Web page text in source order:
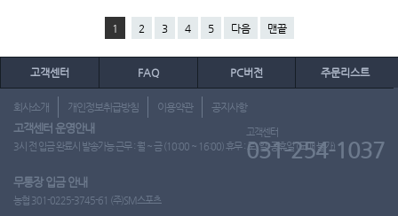
1 2 3 4 5 다음 맨끝
고객센터 FAQ PC버전 주문리스트
회사소개 개인정보취급방침 이용약관 공지사항
고객센터 운영안내
3시 전 입금 완료시 발송가능 근무 : 월 ~ 금 (10:00 ~ 16:00) 휴무 : 토, 일, 공휴일 (도매 불가)
고객센터
031-254-1037
무통장 입금 안내
농협 301-0225-3745-61 (주)SM스포츠